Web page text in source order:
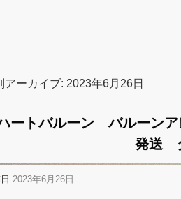
アーカイブ: 2023年6月26日
ートバルーン バルーン
発送
2023年6月26日